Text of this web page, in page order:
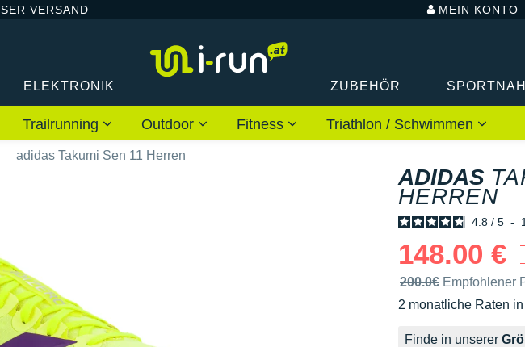
VERSAND MEIN KONTO
ELEKTRONIK ZUBEHÖR
Trailrunning Outdoor Fitness Triathlon / Schwimmen
adidas Takumi Sen 11 Herren
ADIDAS
HERREN
4.8 / 5 -
148.00 €
Unverbindliche
200.0€ Empfohlener
2 monatliche Raten
Ohne Zusatzkosten
Finde in unserer